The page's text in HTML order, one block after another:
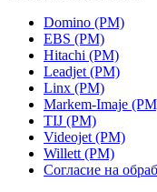
Domino (РМ)
EBS (РМ)
Hitachi (РМ)
Leadjet (РМ)
Linx (РМ)
Markem-Imaje
TIJ (РМ)
Videojet (РМ)
Willett (РМ)
Согласие на